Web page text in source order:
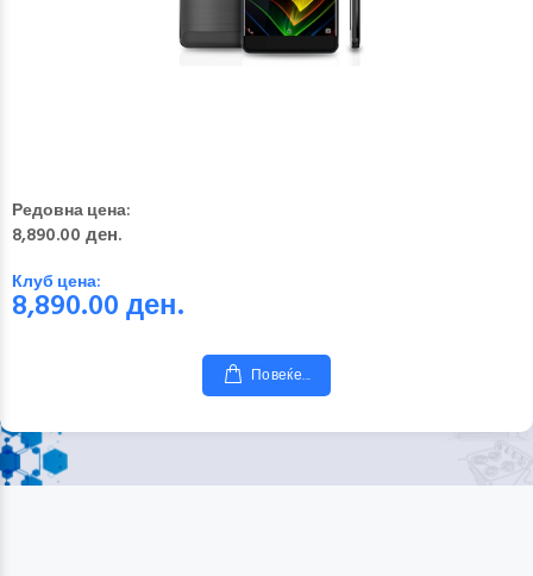
Редовна цена:
8,890.00 ден.
Клуб цена:
8,890.00ден.
Повеќе...